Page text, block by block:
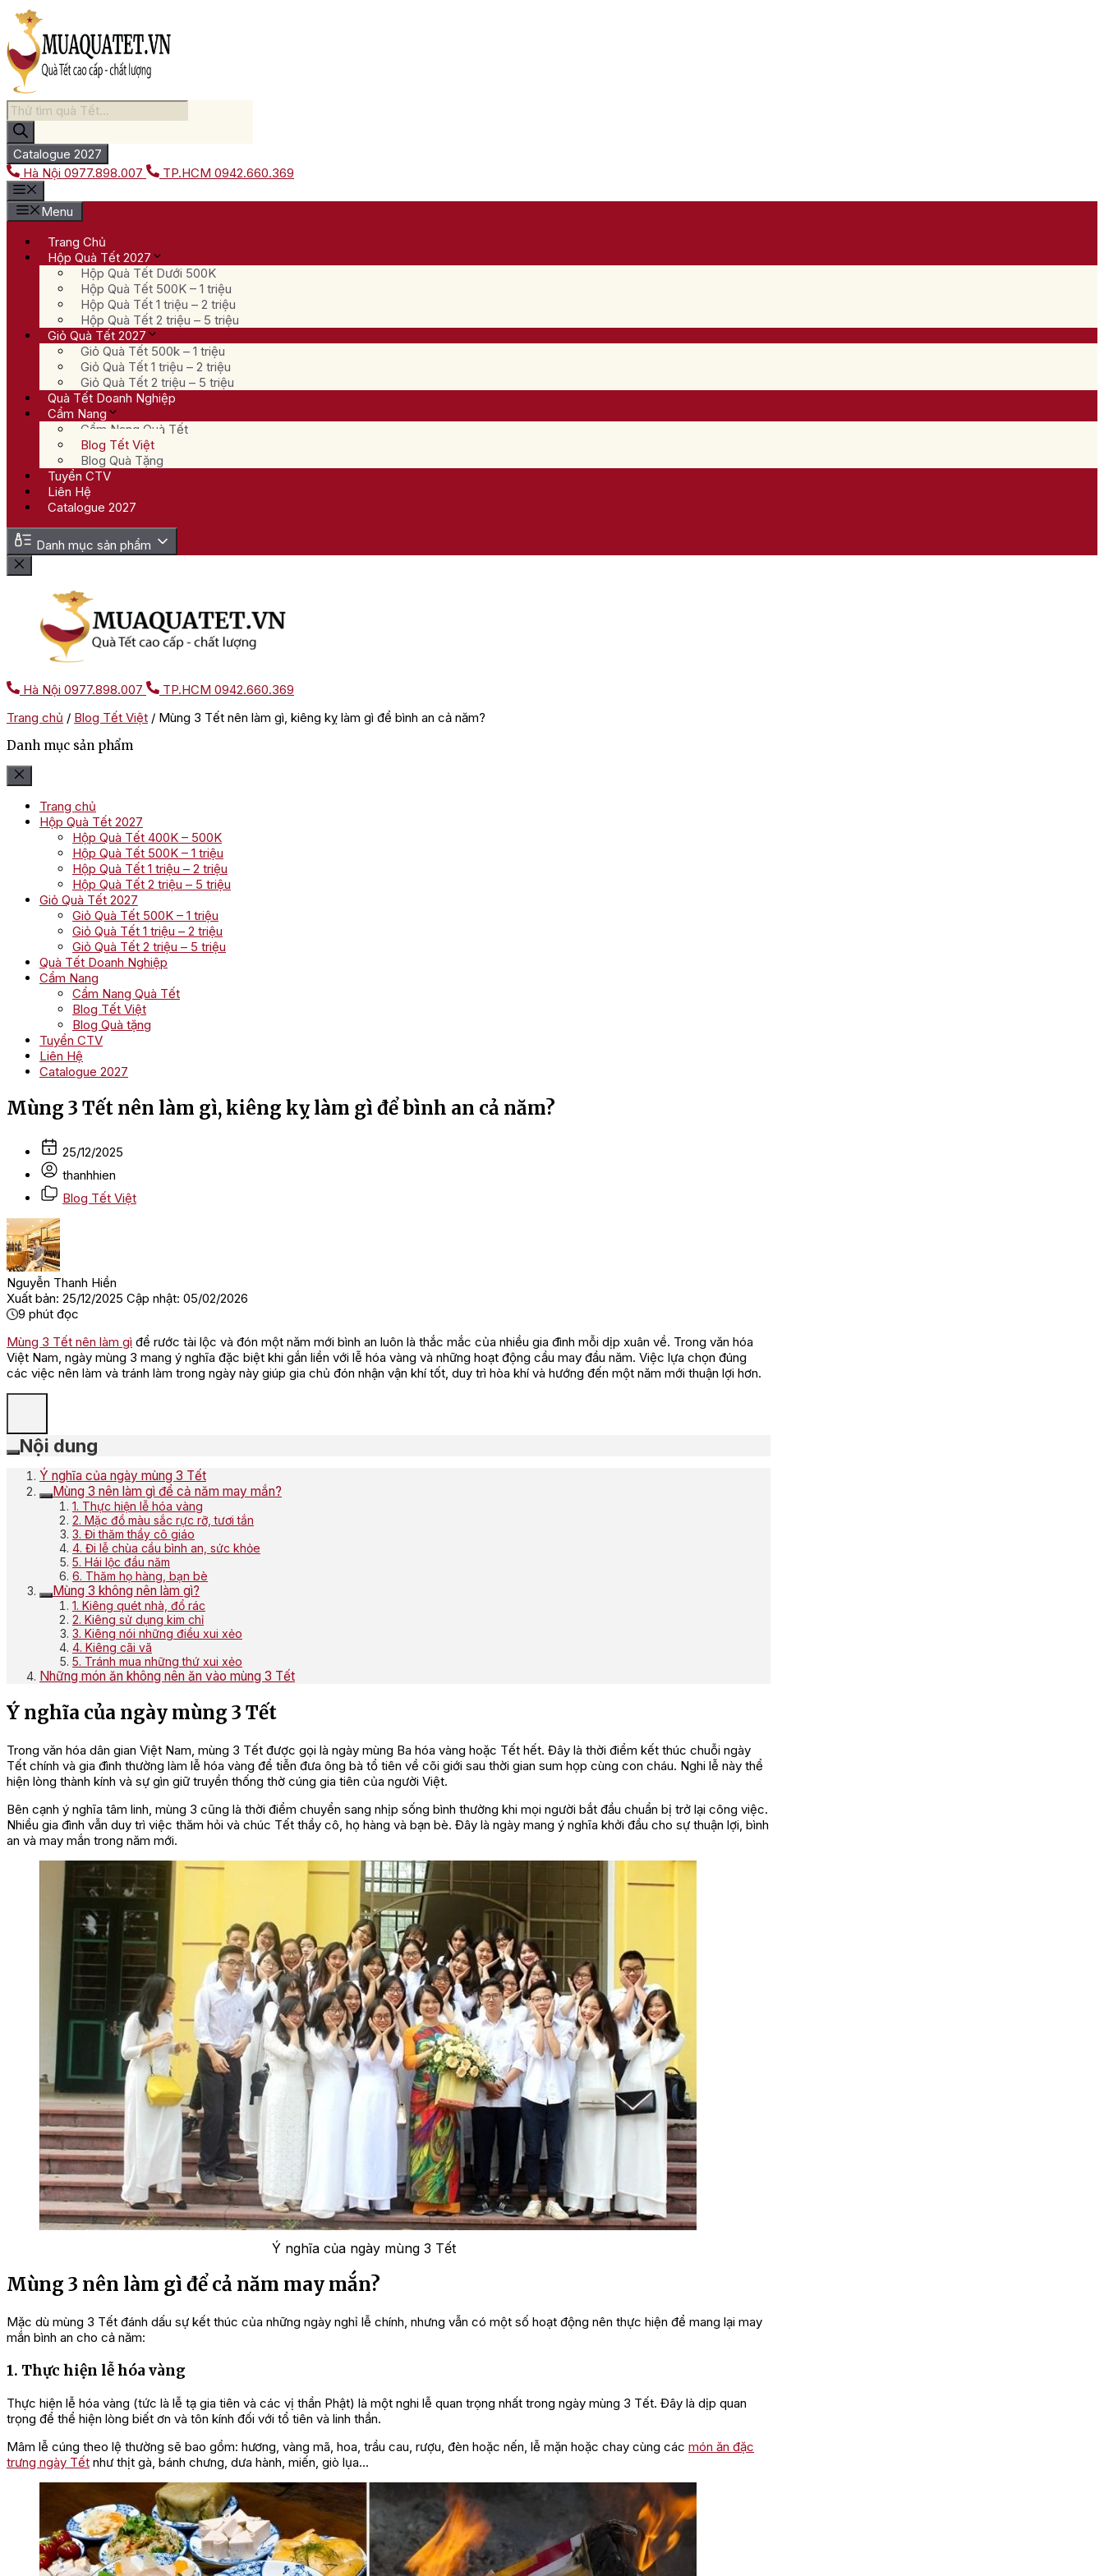
Chuyển
đến
nội
dung
Tìm
kiếm
sản
phẩm
Catalogue 2027
Hà Nội 0977.898.007 TP.HCM 0942.660.369
Menu
Trang Chủ
Hộp Quà Tết 2027
Hộp Quà Tết Dưới 500K
Hộp Quà Tết 500K – 1 triệu
Hộp Quà Tết 1 triệu – 2 triệu
Hộp Quà Tết 2 triệu – 5 triệu
Giỏ Quà Tết 2027
Giỏ Quà Tết 500k – 1 triệu
Giỏ Quà Tết 1 triệu – 2 triệu
Giỏ Quà Tết 2 triệu – 5 triệu
Quà Tết Doanh Nghiệp
Cẩm Nang
Cẩm Nang Quà Tết
Blog Tết Việt
Blog Quà Tặng
Tuyển CTV
Liên Hệ
Catalogue 2027
Danh mục sản phẩm
Hà Nội 0977.898.007 TP.HCM 0942.660.369
Trang chủ / Blog Tết Việt / Mùng 3 Tết nên làm gì, kiêng kỵ làm gì để bình an cả năm?
Danh mục sản phẩm
Trang chủ
Hộp Quà Tết 2027
Hộp Quà Tết 400K – 500K
Hộp Quà Tết 500K – 1 triệu
Hộp Quà Tết 1 triệu – 2 triệu
Hộp Quà Tết 2 triệu – 5 triệu
Giỏ Quà Tết 2027
Giỏ Quà Tết 500K – 1 triệu
Giỏ Quà Tết 1 triệu – 2 triệu
Giỏ Quà Tết 2 triệu – 5 triệu
Quà Tết Doanh Nghiệp
Cẩm Nang
Cẩm Nang Quà Tết
Blog Tết Việt
Blog Quà tặng
Tuyển CTV
Liên Hệ
Catalogue 2027
Mùng 3 Tết nên làm gì, kiêng kỵ làm gì để bình an cả năm?
25/12/2025
thanhhien
Blog Tết Việt
Nguyễn Thanh Hiền
Xuất bản: 25/12/2025 Cập nhật: 05/02/2026
9 phút đọc
Mùng 3 Tết nên làm gì để rước tài lộc và đón một năm mới bình an luôn là thắc mắc của nhiều gia đình mỗi dịp xuân về. Trong văn hóa
Việt Nam, ngày mùng 3 mang ý nghĩa đặc biệt khi gắn liền với lễ hóa vàng và những hoạt động cầu may đầu năm. Việc lựa chọn đúng
các việc nên làm và tránh làm trong ngày này giúp gia chủ đón nhận vận khí tốt, duy trì hòa khí và hướng đến một năm mới thuận lợi hơn.
Nội dung
Ý nghĩa của ngày mùng 3 Tết
Mùng 3 nên làm gì để cả năm may mắn?
1. Thực hiện lễ hóa vàng
2. Mặc đồ màu sắc rực rỡ, tươi tắn
3. Đi thăm thầy cô giáo
4. Đi lễ chùa cầu bình an, sức khỏe
5. Hái lộc đầu năm
6. Thăm họ hàng, bạn bè
Mùng 3 không nên làm gì?
1. Kiêng quét nhà, đổ rác
2. Kiêng sử dụng kim chỉ
3. Kiêng nói những điều xui xẻo
4. Kiêng cãi vã
5. Tránh mua những thứ xui xẻo
Những món ăn không nên ăn vào mùng 3 Tết
Ý nghĩa của ngày mùng 3 Tết
Trong văn hóa dân gian Việt Nam, mùng 3 Tết được gọi là ngày mùng Ba hóa vàng hoặc Tết hết. Đây là thời điểm kết thúc chuỗi ngày
Tết chính và gia đình thường làm lễ hóa vàng để tiễn đưa ông bà tổ tiên về cõi giới sau thời gian sum họp cùng con cháu. Nghi lễ này thể
hiện lòng thành kính và sự gìn giữ truyền thống thờ cúng gia tiên của người Việt.
Bên cạnh ý nghĩa tâm linh, mùng 3 cũng là thời điểm chuyển sang nhịp sống bình thường khi mọi người bắt đầu chuẩn bị trở lại công việc.
Nhiều gia đình vẫn duy trì việc thăm hỏi và chúc Tết thầy cô, họ hàng và bạn bè. Đây là ngày mang ý nghĩa khởi đầu cho sự thuận lợi, bình
an và may mắn trong năm mới.
Ý nghĩa của ngày mùng 3 Tết
Mùng 3 nên làm gì để cả năm may mắn?
Mặc dù mùng 3 Tết đánh dấu sự kết thúc của những ngày nghỉ lễ chính, nhưng vẫn có một số hoạt động nên thực hiện để mang lại may
mắn bình an cho cả năm:
1. Thực hiện lễ hóa vàng
Thực hiện lễ hóa vàng (tức là lễ tạ gia tiên và các vị thần Phật) là một nghi lễ quan trọng nhất trong ngày mùng 3 Tết. Đây là dịp quan
trọng để thể hiện lòng biết ơn và tôn kính đối với tổ tiên và linh thần.
Mâm lễ cúng theo lệ thường sẽ bao gồm: hương, vàng mã, hoa, trầu cau, rượu, đèn hoặc nến, lễ mặn hoặc chay cùng các món ăn đặc
trưng ngày Tết như thịt gà, bánh chưng, dưa hành, miến, giò lụa…